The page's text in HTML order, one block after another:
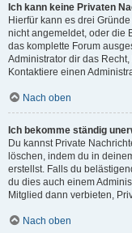
Ich kann keine Privaten
Hierfür kann es drei
nicht angemeldet, oder die
das komplette Forum
Administrator dir das
Kontaktiere einen
Nach oben
Ich bekomme ständig
Du kannst Private
löschen, indem du in
erstellst. Falls du
du dies auch einem
Mitglied dann verbieten,
Nach oben